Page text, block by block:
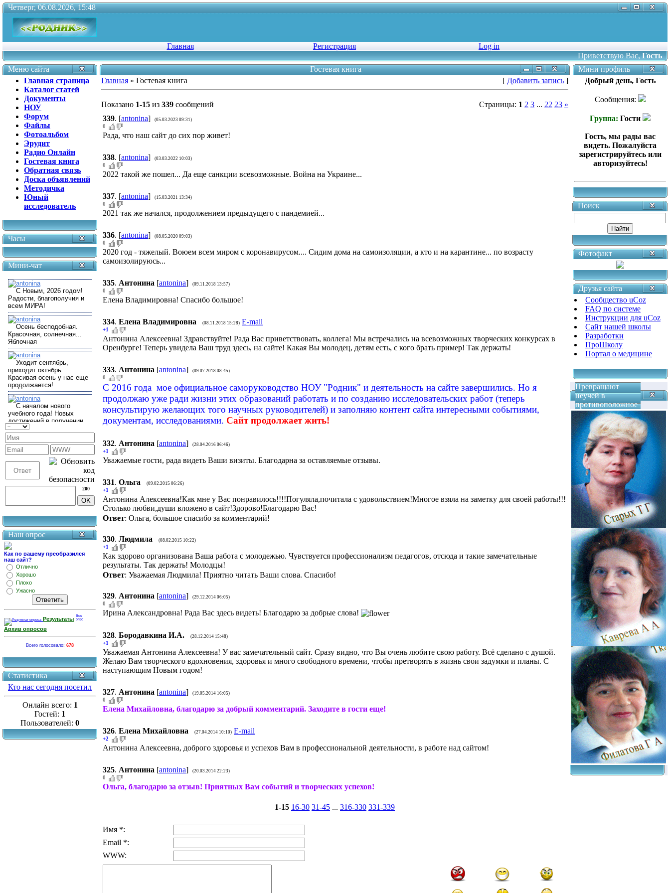
Четверг, 06.08.2026, 15:48
Главная Регистрация
Log in
Приветствую Вас,Гость
Меню сайта
Главная страница
Каталог статей
Документы
НОУ
Форум
Файлы
Фотоальбом
Эрудит
Радио Онлайн
Гостевая книга
Обратная связь
Доска объявлений
Методичка
Юный
исследователь
Часы
Мини-чат
200
Наш опрос
Как по вашему преобразился
наш сайт?
Отлично
Хорошо
Плохо
Ужасно
Результаты
Архив опросов
Всего голосовало: 678
Статистика
Кто нас сегодня посетил
Онлайн всего: 1
Гостей: 1
Пользователей: 0
Гостевая книга
Главная » Гостевая книга [ Добавить запись ]
Страницы: 1 2 3 ... 22 23 »
Показано 1-15 из 339 сообщений
339. [antonina] (05.03.2023 09:31)
0
Рада, что наш сайт до сих пор живет!
338. [antonina] (03.03.2022 10:03)
0
2022 такой же пошел... Да еще санкции всевозможные. Война на Украине...
337. [antonina] (15.03.2021 13:34)
0
2021 так же начался, продолжением предыдущего с пандемией...
336. [antonina] (08.05.2020 09:03)
0
2020 год - тяжелый. Воюем всем миром с коронавирусом.... Сидим дома на самоизоляции, а кто и на карантине... по возрасту
самоизолируюсь...
335. Антонина [antonina] (09.11.2018 13:57)
0
Елена Владимировна! Спасибо большое!
334. Елена Владимировна (08.11.2018 15:28) E-mail
+1
Антонина Алексеевна! Здравствуйте! Рада Вас приветствовать, коллега! Мы встречались на всевозможных творческих конкурсах в
Оренбурге! Теперь увидела Ваш труд здесь, на сайте! Какая Вы молодец, детям есть, с кого брать пример! Так держать!
333. Антонина [antonina] (09.07.2018 08:45)
0
С 2016 года мое официальное саморуководство НОУ "Родник" и деятельность на сайте завершились. Но я
продолжаю уже ради жизни этих образований работать и по созданию исследовательских работ (теперь
консультирую желающих того научных руководителей) и заполняю контент сайта интересными событиями,
документам, исследованиями. Сайт продолжает жить!
332. Антонина [antonina] (28.04.2016 06:46)
+1
Уважаемые гости, рада видеть Ваши визиты. Благодарна за оставляемые отзывы.
331. Ольга (09.02.2015 06:26)
+1
Антонина Алексеевна!Как мне у Вас понравилось!!!!Погуляла,почитала с удовольствием!Многое взяла на заметку для своей работы!!!
Столько любви,души вложено в сайт!Здорово!Благодарю Вас!
Ответ: Ольга, большое спасибо за комментарий!
330. Людмила (08.02.2015 10:22)
+1
Как здорово организована Ваша работа с молодежью. Чувствуется профессионализм педагогов, отсюда и такие замечательные
результаты. Так держать! Молодцы!
Ответ: Уважаемая Людмила! Приятно читать Ваши слова. Спасибо!
329. Антонина [antonina] (29.12.2014 06:05)
0
Ирина Александровна! Рада Вас здесь видеть! Благодарю за добрые слова!
328. Бородавкина И.А. (28.12.2014 15:48)
+1
Уважаемая Антонина Алексеевна! У вас замечательный сайт. Сразу видно, что Вы очень любите свою работу. Всё сделано с душой.
Желаю Вам творческого вдохновения, здоровья и много свободного времени, чтобы претворять в жизнь свои задумки и планы. С
наступающим Новым годом!
327. Антонина [antonina] (19.05.2014 16:05)
0
Елена Михайловна, благодарю за добрый комментарий. Заходите в гости еще!
326. Елена Михайловна (27.04.2014 10:10) E-mail
+2
Антонина Алексеевна, доброго здоровья и успехов Вам в профессиональной деятельности, в работе над сайтом!
325. Антонина [antonina] (20.03.2014 22:23)
0
Ольга, благодарю за отзыв! Приятных Вам событий и творческих успехов!
1-15 16-30 31-45 ... 316-330 331-339
Имя *:
Email *:
WWW:
Мини профиль
Добрый день, Гость
Сообщения:
Группа: Гости
Гость, мы рады вас
видеть. Пожалуйста
зарегистрируйтесь или
авторизуйтесь!
Поиск
Фотофакт
Друзья сайта
Сообщество uCoz
FAQ по системе
Инструкции для uCoz
Сайт нашей школы
Разработки
ПроШколу
Портал о медицине
Превращают
неучей в
противоположное